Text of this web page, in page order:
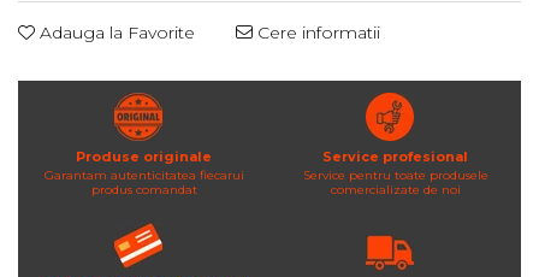
Adauga la Favorite Cere informatii
Produse originale
Garantam autenticitatea fiecarui
produs comandat
Service profesional
Service pentru toate produsele
comercializate de noi